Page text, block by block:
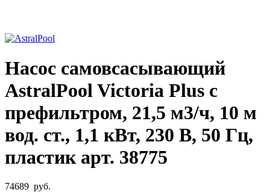
Насос самовсасывающий
AstralPool Victoria Plus с
префильтром, 21,5 м3/ч, 10 м
вод. ст., 1,1 кВт, 230 В, 50 Гц,
пластик арт. 38775
74689 руб.